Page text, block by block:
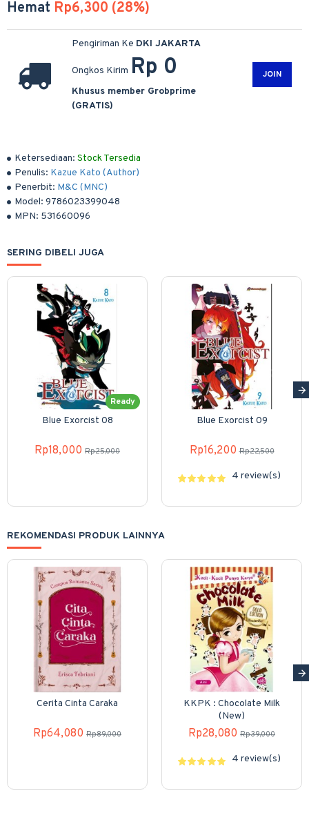
Ketersediaan: Stock Tersedia
Penulis: Kazue Kato (Author)
Penerbit: M&C (MNC)
Model: 9786023399048
MPN: 531660096
Hemat Rp6,300 (28%)
Pengiriman Ke DKI JAKARTA
Ongkos Kirim Rp 0
Khusus member Grobprime
(GRATIS)
JOIN
SERING DIBELI JUGA
Ready
Blue Exorcist 08
Rp18,000 Rp25,000
Blue Exorcist 09
Rp16,200 Rp22,500
4 review(s)
REKOMENDASI PRODUK LAINNYA
Cerita Cinta Caraka
Rp64,080 Rp89,000
KKPK : Chocolate Milk
(New)
Rp28,080 Rp39,000
4 review(s)